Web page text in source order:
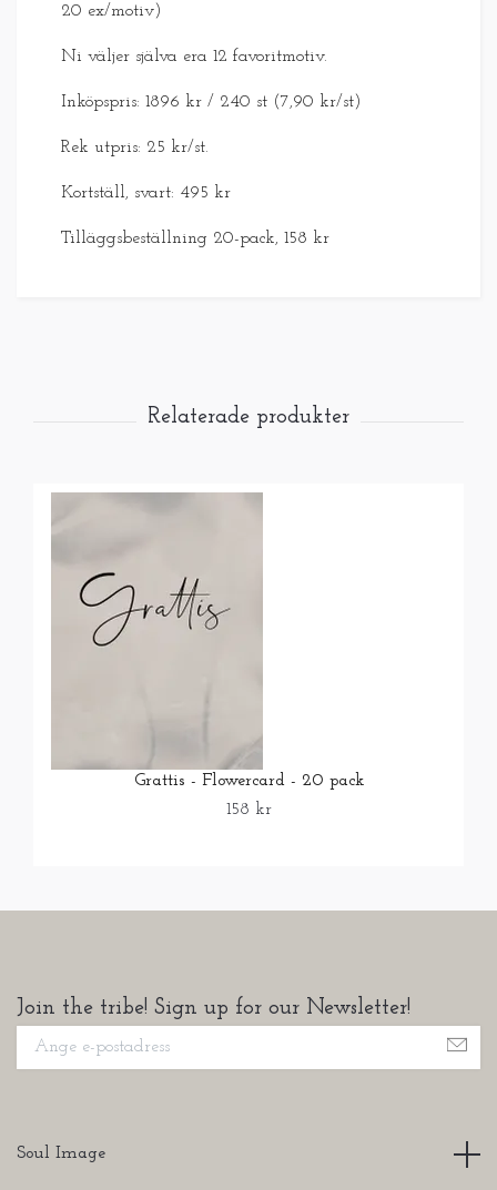
20 ex/motiv)
Ni väljer själva era 12 favoritmotiv.
Inköpspris: 1896 kr / 240 st (7,90 kr/st)
Rek utpris: 25 kr/st.
Kortställ, svart: 495 kr
Tilläggsbeställning 20-pack, 158 kr
Grattis - Flowercard - 20 pack
158 kr
Join the tribe! Sign up for our Newsletter!
Soul Image